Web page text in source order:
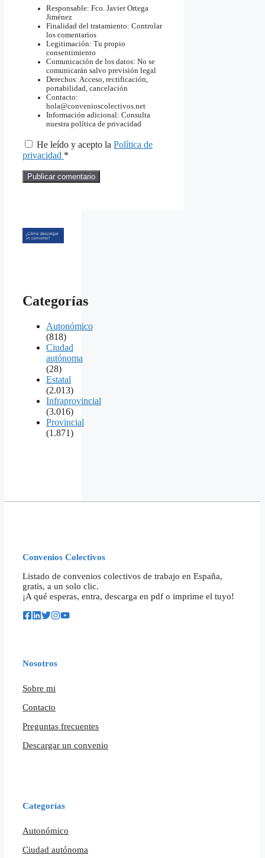
Responsable: Fco. Javier Ortega
Jiménez
Finalidad del tratamiento: Controlar
los comentarios
Legitimación: Tu propio
consentimiento
Comunicación de los datos: No se
comunicarán salvo previsión legal
Derechos: Acceso, rectificación,
portabilidad, cancelación
Contacto:
hola@convenioscolectivos.net
Información adicional: Consulta
nuestra política de privacidad
He leído y acepto la Política de
privacidad *
Categorías
Autonómico
(818)
Ciudad
autónoma
(28)
Estatal
(2.013)
Infraprovincial
(3.016)
Provincial
(1.871)
Convenios Colectivos
Listado de convenios colectivos de trabajo en España,
gratis, a un solo clic.
¡A qué esperas, entra, descarga en pdf o imprime el tuyo!
Nosotros
Sobre mi
Contacto
Preguntas frecuentes
Descargar un convenio
Categorías
Autonómico
Ciudad autónoma